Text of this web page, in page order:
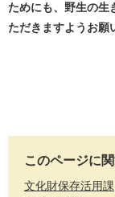
ためにも、野生の生
ただきますようお願
このページに
文化財保存活用課